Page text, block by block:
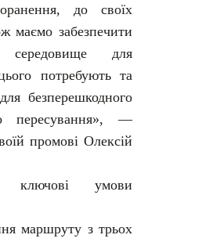
до своїх
маємо забезпечити
середовище для
потребують та
безперешкодного
пересування», —
промові Олексій
ключові умови
маршруту з трьох